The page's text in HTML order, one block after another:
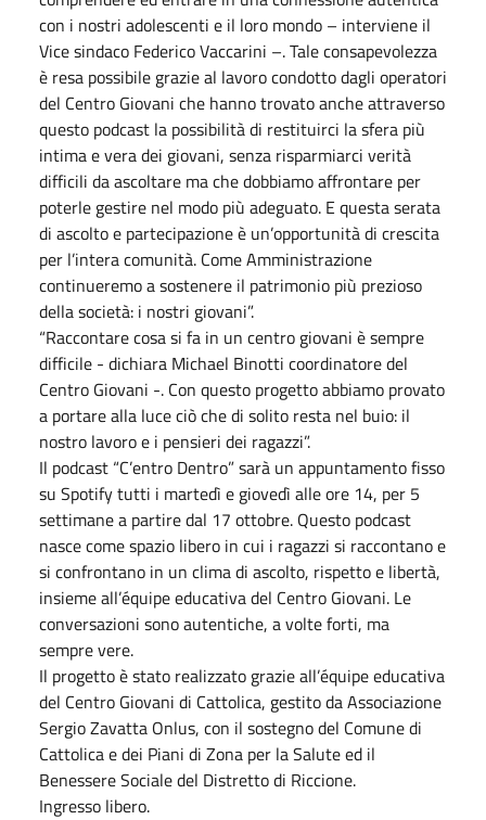
con i nostri adolescenti e il loro mondo – interviene il
Vice sindaco Federico Vaccarini –. Tale consapevolezza
è resa possibile grazie al lavoro condotto dagli operatori
del Centro Giovani che hanno trovato anche attraverso
questo podcast la possibilità di restituirci la sfera più
intima e vera dei giovani, senza risparmiarci verità
difficili da ascoltare ma che dobbiamo affrontare per
poterle gestire nel modo più adeguato. E questa serata
di ascolto e partecipazione è un’opportunità di crescita
per l’intera comunità. Come Amministrazione
continueremo a sostenere il patrimonio più prezioso
della società: i nostri giovani”.
“Raccontare cosa si fa in un centro giovani è sempre
difficile - dichiara Michael Binotti coordinatore del
Centro Giovani -. Con questo progetto abbiamo provato
a portare alla luce ciò che di solito resta nel buio: il
nostro lavoro e i pensieri dei ragazzi”.
Il podcast “C’entro Dentro” sarà un appuntamento fisso
su Spotify tutti i martedì e giovedì alle ore 14, per 5
settimane a partire dal 17 ottobre. Questo podcast
nasce come spazio libero in cui i ragazzi si raccontano e
si confrontano in un clima di ascolto, rispetto e libertà,
insieme all’équipe educativa del Centro Giovani. Le
conversazioni sono autentiche, a volte forti, ma
sempre vere.
Il progetto è stato realizzato grazie all’équipe educativa
del Centro Giovani di Cattolica, gestito da Associazione
Sergio Zavatta Onlus, con il sostegno del Comune di
Cattolica e dei Piani di Zona per la Salute ed il
Benessere Sociale del Distretto di Riccione.
Ingresso libero.